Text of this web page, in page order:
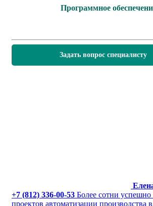
Программное
Задать вопрос специалисту
+7 (812) 336-00-53 Более сотни
проектов автоматизации производства